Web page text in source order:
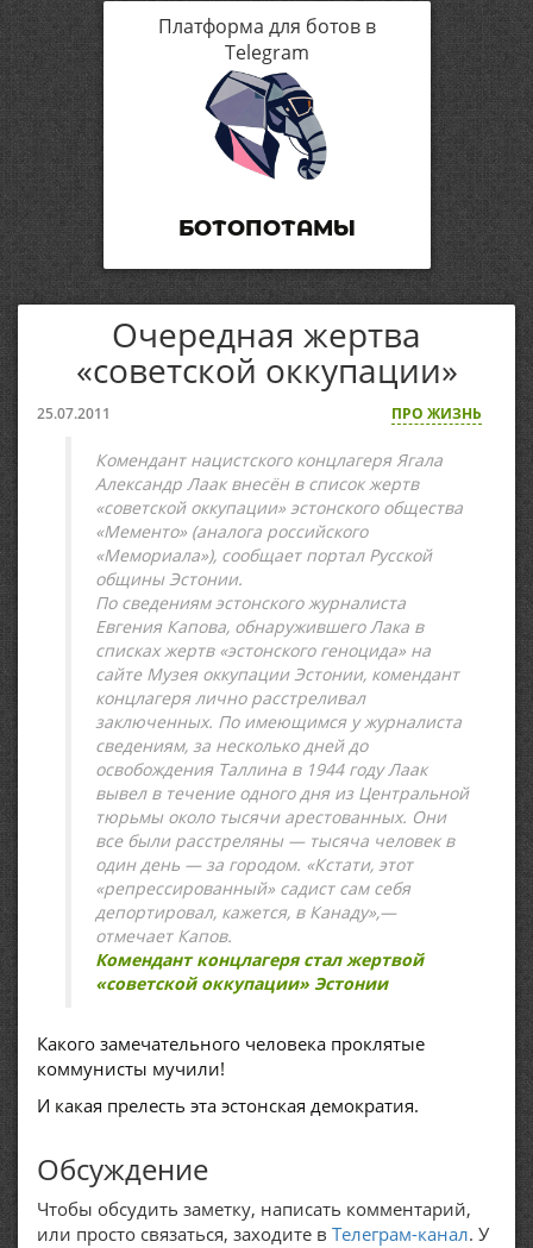
Платформа для ботов в
Telegram
БОТОПОТАМЫ
Очередная жертва
«советской оккупации»
25.07.2011 ПРО ЖИЗНЬ
Комендант нацистского концлагеря Ягала
Александр Лаак внесён в список жертв
«советской оккупации» эстонского общества
«Мементо» (аналога российского
«Мемориала»), сообщает портал Русской
общины Эстонии.
По сведениям эстонского журналиста
Евгения Капова, обнаружившего Лака в
списках жертв «эстонского геноцида» на
сайте Музея оккупации Эстонии, комендант
концлагеря лично расстреливал
заключенных. По имеющимся у журналиста
сведениям, за несколько дней до
освобождения Таллина в 1944 году Лаак
вывел в течение одного дня из Центральной
тюрьмы около тысячи арестованных. Они
все были расстреляны — тысяча человек в
один день — за городом. «Кстати, этот
«репрессированный» садист сам себя
депортировал, кажется, в Канаду»,—
отмечает Капов.
Комендант концлагеря стал жертвой
«советской оккупации» Эстонии
Какого замечательного человека проклятые
коммунисты мучили!
И какая прелесть эта эстонская демократия.
Обсуждение
Чтобы обсудить заметку, написать комментарий,
или просто связаться, заходите в Телеграм-канал. У